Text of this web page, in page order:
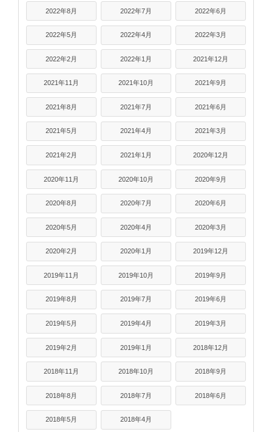
2022年8月 2022年7月 2022年6月
2022年5月 2022年4月 2022年3月
2022年2月 2022年1月 2021年12月
2021年11月 2021年10月 2021年9月
2021年8月 2021年7月 2021年6月
2021年5月 2021年4月 2021年3月
2021年2月 2021年1月 2020年12月
2020年11月 2020年10月 2020年9月
2020年8月 2020年7月 2020年6月
2020年5月 2020年4月 2020年3月
2020年2月 2020年1月 2019年12月
2019年11月 2019年10月 2019年9月
2019年8月 2019年7月 2019年6月
2019年5月 2019年4月 2019年3月
2019年2月 2019年1月 2018年12月
2018年11月 2018年10月 2018年9月
2018年8月 2018年7月 2018年6月
2018年5月 2018年4月